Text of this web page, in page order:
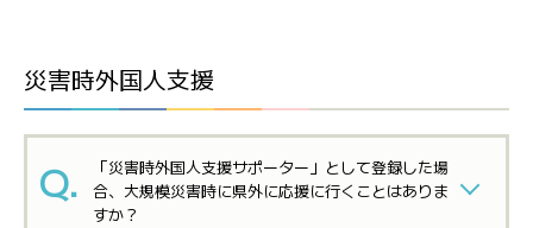
災害時外国人支援
「災害時外国人支援サポーター」として登録した場
合、大規模災害時に県外に応援に行くことはありま
すか？